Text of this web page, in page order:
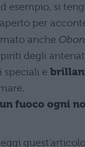
esempio, si
per
anche
degli
speciali e
fuoco ogni